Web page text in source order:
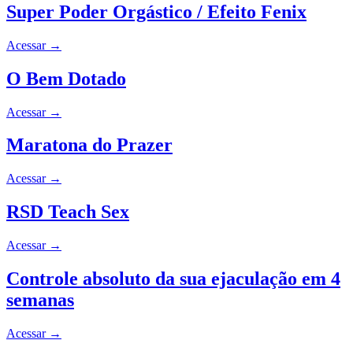
Super Poder Orgástico / Efeito Fenix
Acessar →
O Bem Dotado
Acessar →
Maratona do Prazer
Acessar →
RSD Teach Sex
Acessar →
Controle absoluto da sua ejaculação em 4
semanas
Acessar →